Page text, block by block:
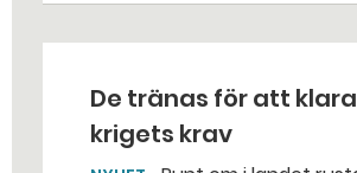
De tränas för att klara
krigets krav